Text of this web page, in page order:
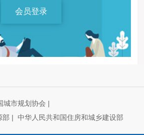
会员登录
城市规划协会
部
中华人民共和国住房和城乡建设部